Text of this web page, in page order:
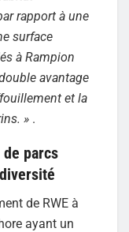
rapport à une
surface
à Rampion
avantage
et la
» .
parcs
de RWE à
ayant un